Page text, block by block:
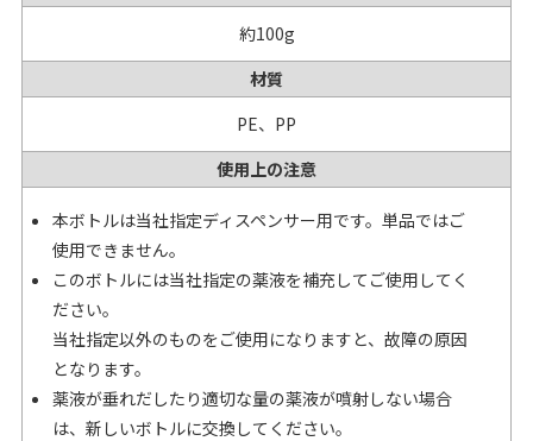
約100g
材質
PE、PP
使用上の注意
本ボトルは当社指定ディスペンサー用です。単品ではご
使用できません。
このボトルには当社指定の薬液を補充してご使用してく
ださい。
当社指定以外のものをご使用になりますと、故障の原因
となります。
薬液が垂れだしたり適切な量の薬液が噴射しない場合
は、新しいボトルに交換してください。